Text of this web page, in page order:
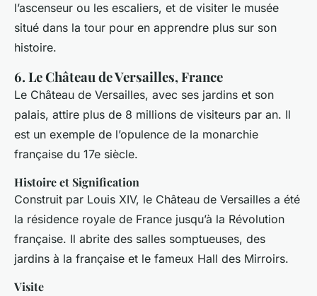
l’ascenseur ou les escaliers, et de visiter le musée
situé dans la tour pour en apprendre plus sur son
histoire.
6. Le Château de Versailles, France
Le Château de Versailles, avec ses jardins et son
palais, attire plus de 8 millions de visiteurs par an. Il
est un exemple de l’opulence de la monarchie
française du 17e siècle.
Histoire et Signification
Construit par Louis XIV, le Château de Versailles a été
la résidence royale de France jusqu’à la Révolution
française. Il abrite des salles somptueuses, des
jardins à la française et le fameux Hall des Mirroirs.
Visite